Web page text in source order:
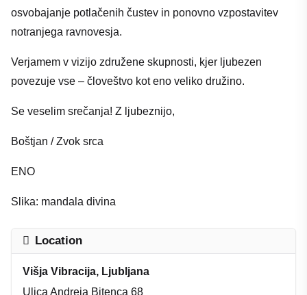
osvobajanje potlačenih čustev in ponovno vzpostavitev
notranjega ravnovesja.
Verjamem v vizijo združene skupnosti, kjer ljubezen
povezuje vse – človeštvo kot eno veliko družino.
Se veselim srečanja! Z ljubeznijo,
Boštjan / Zvok srca
ENO
Slika: mandala divina
Location
Višja Vibracija, Ljubljana
Ulica Andreja Bitenca 68